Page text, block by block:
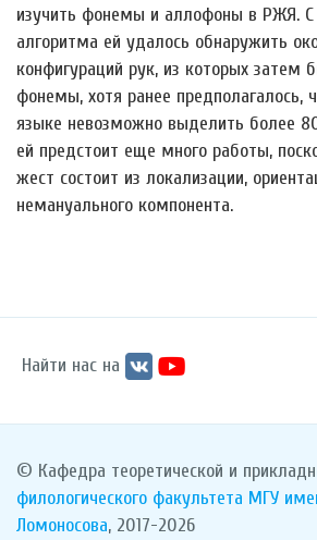
изучить фонемы и аллофоны в РЖЯ.
алгоритма ей удалось обнаружить
конфигураций рук, из которых затем
фонемы, хотя ранее предполагалось,
языке невозможно выделить более
ей предстоит еще много работы,
жест состоит из локализации,
немануального компонента.
Найти нас на
© Кафедра теоретической и
филологического факультета МГУ
Ломоносова, 2017-2026